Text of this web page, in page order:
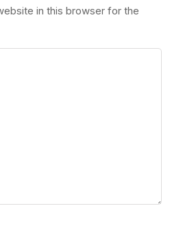
in this browser for the